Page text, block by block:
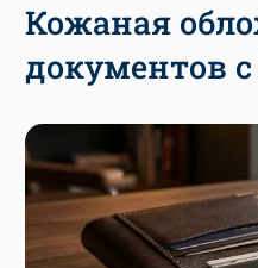
Кожаная
документов